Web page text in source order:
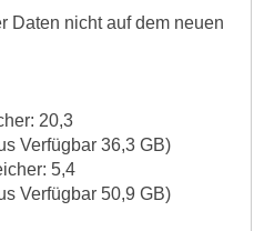
Daten nicht auf dem neuen
20,3
Verfügbar 36,3 GB)
5,4
Verfügbar 50,9 GB)